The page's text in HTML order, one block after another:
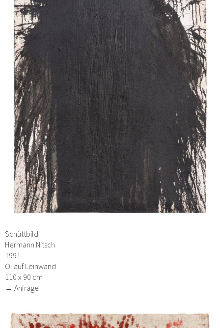
Schüttbild
Hermann Nitsch
1991
Öl auf Leinwand
110 x 90 cm
→ Anfrage